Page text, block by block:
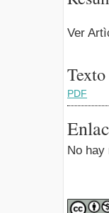
Ver
PDF
No hay